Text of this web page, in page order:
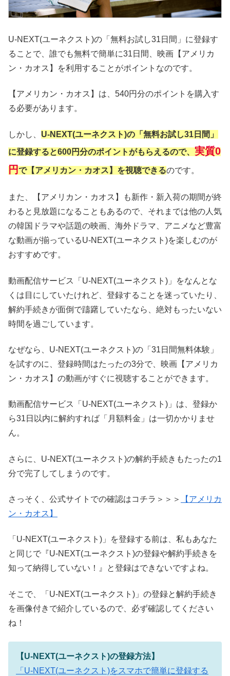
U-NEXT(ユーネクスト)の「無料お試し31日間」に登録す
ることで、誰でも無料で簡単に31日間、映画【アメリカ
ン・カオス】を利用することがポイントなのです。
【アメリカン・カオス】は、540円分のポイントを購入す
る必要があります。
しかし、 U-NEXT(ユーネクスト)の「無料お試し31日間」
に登録すると600円分のポイントがもらえるので、 実質0
円で【アメリカン・カオス】を視聴できるのです。
また、【アメリカン・カオス】も新作・新入荷の期間が終
わると見放題になることもあるので、それまでは他の人気
の韓国ドラマや話題の映画、海外ドラマ、アニメなど豊富
な動画が揃っているU-NEXT(ユーネクスト)を楽しむのが
おすすめです。
動画配信サービス「U-NEXT(ユーネクスト)」をなんとな
くは目にしていたけれど、登録することを迷っていたり、
解約手続きが面倒で躊躇していたなら、絶対もったいない
時間を過ごしています。
なぜなら、U-NEXT(ユーネクスト)の「31日間無料体験」
を試すのに、登録時間はたったの3分で、映画【アメリカ
ン・カオス】の動画がすぐに視聴することができます。
動画配信サービス「U-NEXT(ユーネクスト)」は、登録か
ら31日以内に解約すれば「月額料金」は一切かかりませ
ん。
さらに、U-NEXT(ユーネクスト)の解約手続きもたったの1
分で完了してしまうのです。
さっそく、公式サイトでの確認はコチラ＞＞＞
【アメリカ
ン・カオス】
「U-NEXT(ユーネクスト)」を登録する前は、私もあなた
と同じで『U-NEXT(ユーネクスト)の登録や解約手続きを
知って納得していない！』と登録はできないですよね。
そこで、「U-NEXT(ユーネクスト)」の登録と解約手続き
を画像付きで紹介しているので、必ず確認してください
ね！
【U-NEXT(ユーネクスト)の登録方法】
「U-NEXT(ユーネクスト)をスマホで簡単に登録する